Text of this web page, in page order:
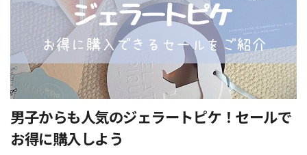
男子からも人気のジェラートピケ！セールで
お得に購入しよう